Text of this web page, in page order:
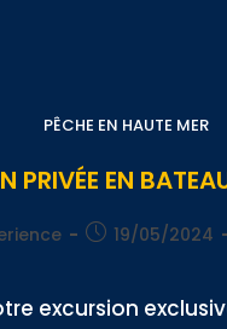
PÊCHE EN HAUTE MER
PRIVÉE EN
19/05/2024
excursion